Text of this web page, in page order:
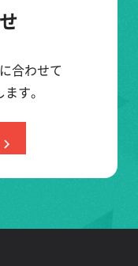
合わせて
す。